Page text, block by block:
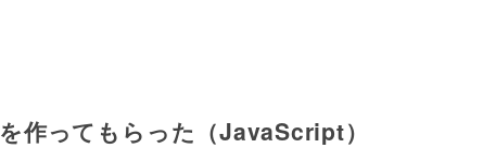
作ってもらった（JavaScript）